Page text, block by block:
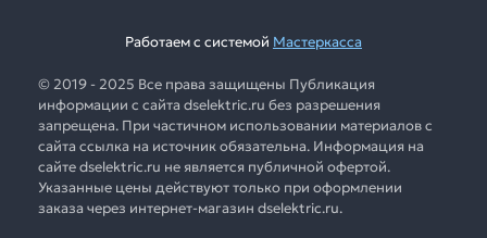
Работаем с системой Мастеркасса
© 2019 - 2025 Все права защищены Публикация
информации с сайта dselektric.ru без разрешения
запрещена. При частичном использовании материалов с
сайта ссылка на источник обязательна. Информация на
сайте dselektric.ru не является публичной офертой.
Указанные цены действуют только при оформлении
заказа через интернет-магазин dselektric.ru.